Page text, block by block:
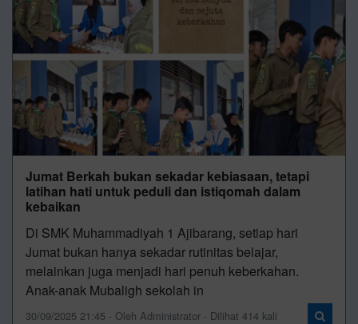
Jumat Berkah bukan sekadar kebiasaan, tetapi
latihan hati untuk peduli dan istiqomah dalam
kebaikan
Di SMK Muhammadiyah 1 Ajibarang, setiap hari
Jumat bukan hanya sekadar rutinitas belajar,
melainkan juga menjadi hari penuh keberkahan.
Anak-anak Mubaligh sekolah in
30/09/2025 21:45 - Oleh Administrator - Dilihat 414 kali